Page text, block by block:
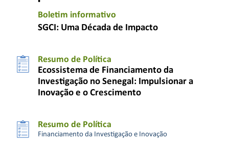
Boletim informativo
SGCI: Uma Década de Impacto
Resumo de Política
Ecossistema de Financiamento da
Investigação no Senegal: Impulsionar a
Inovação e o Crescimento
Resumo de Política
Financiamento da Investigação e Inovação